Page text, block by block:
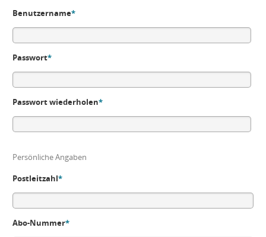
Benutzername*
Passwort*
Passwort wiederholen*
Persönliche Angaben
Postleitzahl*
Abo-Nummer*